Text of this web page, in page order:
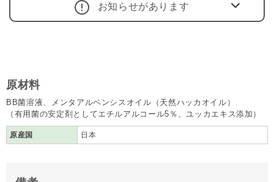
お知らせがあります
原材料
BB菌溶液、メンタアルベンシスオイル（天然ハッカオイル）
（有用菌の安定剤としてエチルアルコール5％、ユッカエキス添加）
原産国 日本